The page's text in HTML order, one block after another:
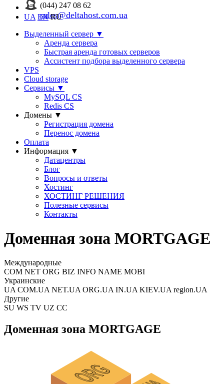
(044) 247 08 62
sales@deltahost.com.ua
UA EN RU
Выделенный сервер ▼
Аренда сервера
Быстрая аренда готовых серверов
Ассистент подбора выделенного сервера
VPS
Cloud storage
Сервисы ▼
MySQL CS
Redis CS
Домены ▼
Регистрация домена
Перенос домена
Оплата
Информация ▼
Датацентры
Блог
Вопросы и ответы
Хостинг
ХОСТИНГ РЕШЕНИЯ
Полезные сервисы
Контакты
Доменная зона MORTGAGE
Международные
COM NET ORG BIZ INFO NAME MOBI
Украинские
UA COM.UA NET.UA ORG.UA IN.UA KIEV.UA region.UA
Другие
SU WS TV UZ CC
Доменная зона MORTGAGE